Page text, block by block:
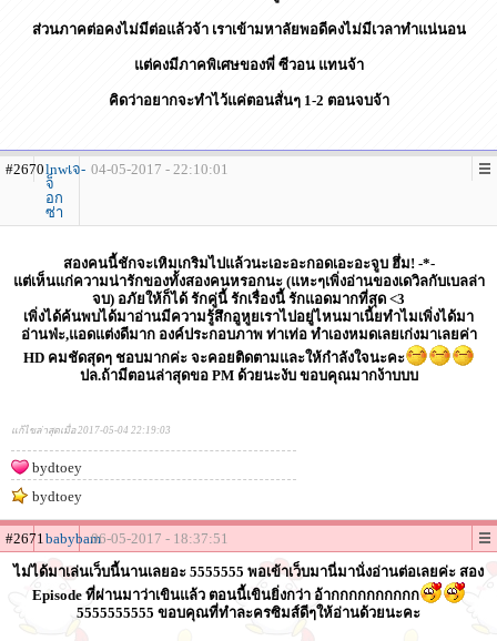
ส่วนภาคต่อคงไม่มีต่อแล้วจ้า เราเข้ามหาลัยพอดีคงไม่มีเวลาทำแน่นอน
แต่คงมีภาคพิเศษของพี่ ซีวอน แทนจ้า
คิดว่าอยากจะทำไว้แค่ตอนสั่นๆ 1-2 ตอนจบจ้า
#2670lnwเจ-
จ็
อก
ซ่า
04-05-2017 - 22:10:01
สองคนนี้ชักจะเหิมเกริมไปแล้วนะเอะอะกอดเอะอะจูบ ฮึ่ม! -*-
แต่เห็นแก่ความน่ารักของทั้งสองคนหรอกนะ (แหะๆเพิ่งอ่านของเดวิลกับเบลล่า
จบ) อภัยให้ก็ได้ รักคู่นี้ รักเรื่องนี้ รักแอดมากที่สุด <3
เพิ่งได้ค้นพบได้มาอ่านมีความรู้สึกอูหูยเราไปอยู่ไหนมาเนี้ยทำไมเพิ่งได้มา
อ่านฟ่ะ,แอดแต่งดีมาก องค์ประกอบภาพ ท่าเท่อ ทำเองหมดเลยเก่งมาเลยค่า
HD คมชัดสุดๆ ชอบมากค่ะ จะคอยติดตามและให้กำลังใจนะคะ
ปล.ถ้ามีตอนล่าสุดขอ PM ด้วยนะงับ ขอบคุณมากง้าบบบ
แก้ไขล่าสุดเมื่อ 2017-05-04 22:19:03
bydtoey
bydtoey
#2671babybam06-05-2017 - 18:37:51
ไม่ได้มาเล่นเว็บนี้นานเลยอะ 5555555 พอเข้าเว็บมานี่มานั่งอ่านต่อเลยค่ะ สอง
Episode ที่ผ่านมาว่าเขินแล้ว ตอนนี้เขินยิ่งกว่า อ้ากกกกกกกกกก
5555555555 ขอบคุณที่ทำละครซิมส์ดีๆให้อ่านด้วยนะคะ